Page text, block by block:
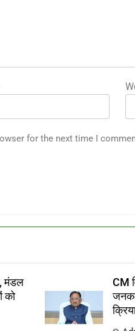
for the next time I
मंडल
को
CM